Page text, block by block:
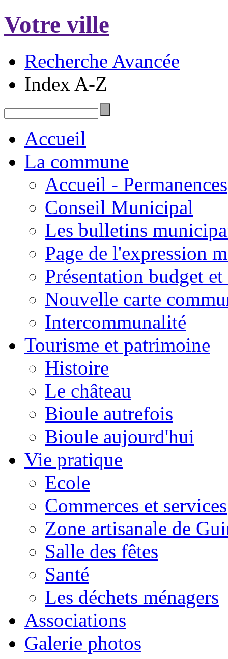
Votre ville
Recherche Avancée
Index A-Z
Accueil
La commune
Accueil - Permanences
Conseil Municipal
Les bulletins
Page de l'expression
Présentation budget
Nouvelle carte
Intercommunalité
Tourisme et patrimoine
Histoire
Le château
Bioule autrefois
Bioule aujourd'hui
Vie pratique
Ecole
Commerces et services
Zone artisanale de
Salle des fêtes
Santé
Les déchets ménagers
Associations
Galerie photos